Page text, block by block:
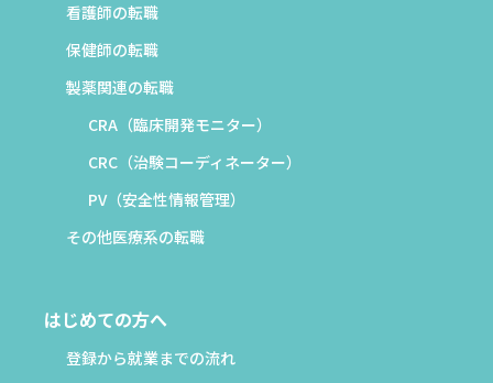
看護師の転職
保健師の転職
製薬関連の転職
CRA（臨床開発モニター）
CRC（治験コーディネーター）
PV（安全性情報管理）
その他医療系の転職
はじめての方へ
登録から就業までの流れ